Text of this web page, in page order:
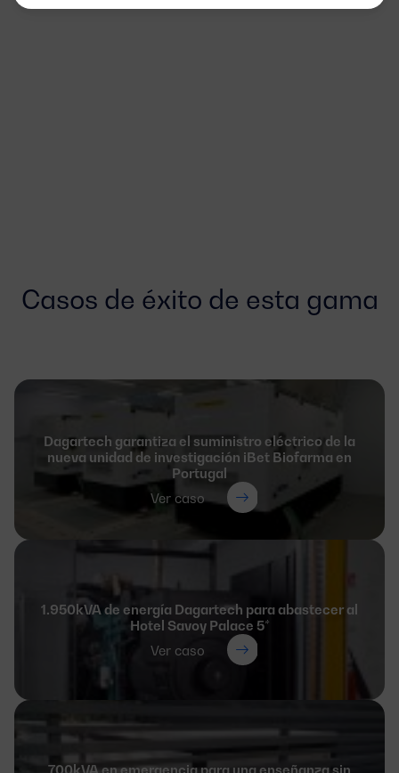
Casos de éxito de esta gama
Dagartech garantiza el suministro eléctrico de la
nueva unidad de investigación iBet Biofarma en
Portugal
Ver caso
1.950kVA de energía Dagartech para abastecer al
Hotel Savoy Palace 5*
Ver caso
700kVA en emergencia para una enseñanza sin